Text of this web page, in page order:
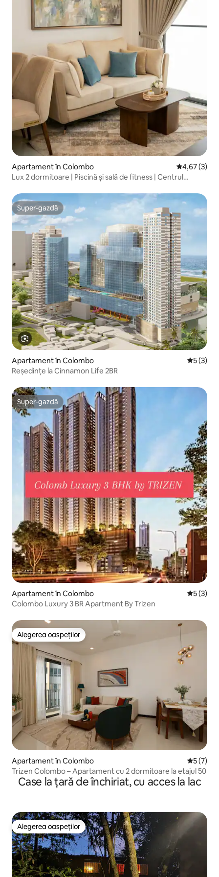
Apartament în Colombo Scor mediu
4,67 (3)
Lux 2 dormitoare | Piscină și sală de fitness | Centrul
Super-gazdă
Super-gazdă
Apartament în Colombo Scor
5 (3)
Reședințe la Cinnamon Life 2BR
Super-gazdă
Super-gazdă
Apartament în Colombo Scor
5 (3)
Colombo Luxury 3 BR Apartment By Trizen
Alegerea oaspeților
Alegerea oaspeților
Apartament în Colombo Scor
5 (7)
Trizen Colombo – Apartament cu 2 dormitoare la etajul 50
Case la țară de închiriat, cu acces la lac
Alegerea oaspeților
Alegerea oaspeților